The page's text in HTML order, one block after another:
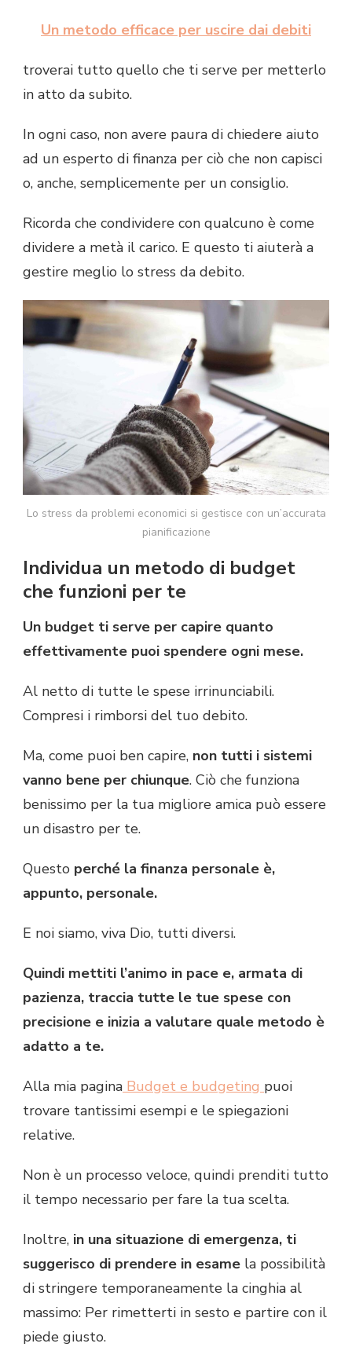
Un metodo efficace per uscire dai debiti
troverai tutto quello che ti serve per metterlo
in atto da subito.
In ogni caso, non avere paura di chiedere aiuto
ad un esperto di finanza per ciò che non capisci
o, anche, semplicemente per un consiglio.
Ricorda che condividere con qualcuno è come
dividere a metà il carico. E questo ti aiuterà a
gestire meglio lo stress da debito.
Lo stress da problemi economici si gestisce con un’accurata
pianificazione
Individua un metodo di budget
che funzioni per te
Un budget ti serve per capire quanto
effettivamente puoi spendere ogni mese.
Al netto di tutte le spese irrinunciabili.
Compresi i rimborsi del tuo debito.
Ma, come puoi ben capire, non tutti i sistemi
vanno bene per chiunque. Ciò che funziona
benissimo per la tua migliore amica può essere
un disastro per te.
Questo perché la finanza personale è,
appunto, personale.
E noi siamo, viva Dio, tutti diversi.
Quindi mettiti l’animo in pace e, armata di
pazienza, traccia tutte le tue spese con
precisione e inizia a valutare quale metodo è
adatto a te.
Alla mia pagina Budget e budgeting puoi
trovare tantissimi esempi e le spiegazioni
relative.
Non è un processo veloce, quindi prenditi tutto
il tempo necessario per fare la tua scelta.
Inoltre, in una situazione di emergenza, ti
suggerisco di prendere in esame la possibilità
di stringere temporaneamente la cinghia al
massimo: Per rimetterti in sesto e partire con il
piede giusto.